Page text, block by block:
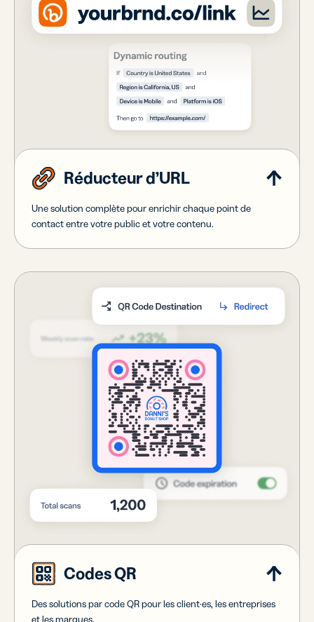
Réducteur d’URL
Une solution complète pour enrichir chaque point de
contact entre votre public et votre contenu.
Codes QR
Des solutions par code QR pour les client·es, les entreprises
et les marques.